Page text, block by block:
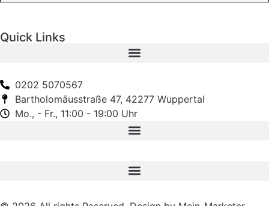
Quick Links
0202 5070567
Bartholomäusstraße 47, 42277 Wuppertal
Mo., - Fr., 11:00 - 19:00 Uhr